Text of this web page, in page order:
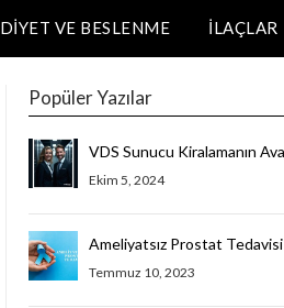
DIYET VE BESLENME İLAÇLAR
Popüler Yazılar
VDS Sunucu Kiralamanın
Ekim 5, 2024
Ameliyatsız Prostat Tedavisi
Temmuz 10, 2023